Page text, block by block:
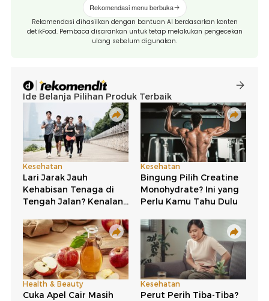
Rekomendasi menu berbuka
Rekomendasi dihasilkan dengan bantuan AI berdasarkan konten
detikFood. Pembaca disarankan untuk tetap melakukan pengecekan
ulang sebelum digunakan.